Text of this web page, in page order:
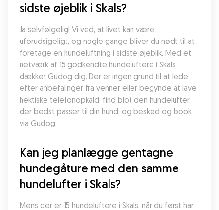
sidste øjeblik i Skals?
Ja selvfølgelig! Vi ved, at livet kan være
uforudsigeligt, og nogle gange bliver du nødt til at
foretage en hundeluftning i sidste øjeblik. Med et
netværk af 15 godkendte hundeluftere i Skals
dækker Gudog dig. Der er ingen grund til at lede
efter anbefalinger fra venner eller begynde at lave
hektiske telefonopkald, find blot den hundelufter,
der bedst passer til din hund, og besked og book
via Gudog.
Kan jeg planlægge gentagne
hundegåture med den samme
hundelufter i Skals?
Mens der er 15 hundeluftere i Skals, når du først har